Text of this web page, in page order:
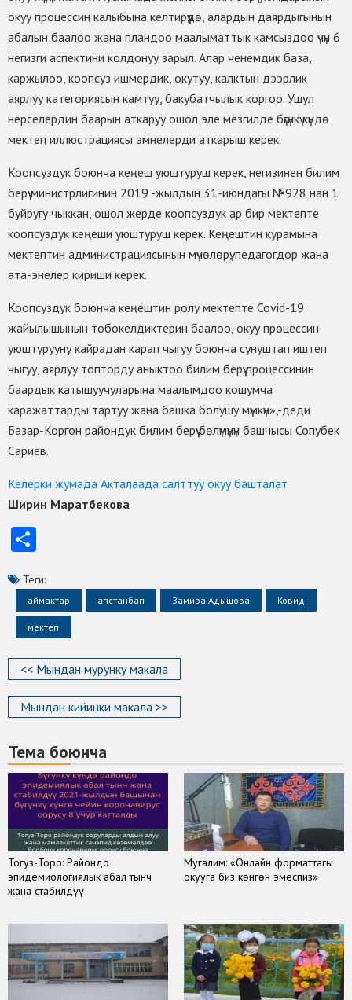
окуу процессин калыбына келтирүүдө, алардын даярдыгынын
абалын баалоо жана пландоо маалыматтык камсыздоо үчүн 6
негизги аспектини колдонуу зарыл. Алар ченемдик база,
каржылоо, коопсуз ишмердик, окутуу, калктын дээрлик
аярлуу категориясын камтуу, бакубатчылык коргоо. Ушул
нерселердин баарын аткаруу ошол эле мезгилде бүгүнкү күндө
мектеп иллюстрациясы эмнелерди аткарыш керек.
Коопсуздук боюнча кеңеш уюштуруш керек, негизинен билим
берүү министрлигинин 2019 -жылдын 31-июндагы №928 нан 1
буйругу чыккан, ошол жерде коопсуздук ар бир мектепте
коопсуздук кеңеши уюштуруш керек. Кеңештин курамына
мектептин администрациясынын мүчөлөрү, педагогдор жана
ата-энелер кириши керек.
Коопсуздук боюнча кеңештин ролу мектепте Covid-19
жайылышынын тобокелдиктерин баалоо, окуу процессин
уюштурууну кайрадан карап чыгуу боюнча сунуштап иштеп
чыгуу, аярлуу топторду аныктоо билим берүү процессинин
баардык катышуучуларына маалымдоо кошумча
каражаттарды тартуу жана башка болушу мүмкүн»,-деди
Базар-Коргон райондук билим берүү бөлүмүнүн башчысы Сопубек
Сариев.
Келерки жумада Акталаада салттуу окуу башталат
Ширин Маратбекова
Теги:
аймактар апстанбап Замира Адышова Ковид
мектеп
<< Мындан мурунку макала
Мындан кийинки макала >>
Тема боюнча
Тогуз-Торо: Райондо
эпидемиологиялык абал тынч
жана стабилдүү
Мугалим: «Онлайн форматтагы
окууга биз көнгөн эмеспиз»